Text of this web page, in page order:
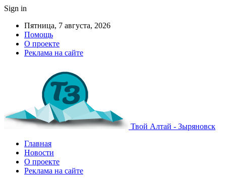
Sign in
Пятница, 7 августа, 2026
Помощь
О проекте
Реклама на сайте
Твой Алтай - Зыряновск
Главная
Новости
О проекте
Реклама на сайте